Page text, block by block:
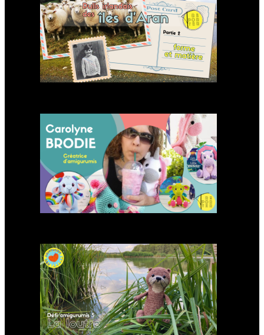
Carolyne Brodie créatrice
d’amigurumis
Modèle d’amigurumi : Loutre
à crocheter